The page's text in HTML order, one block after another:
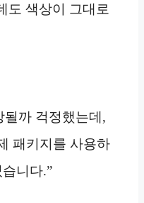
도 색상이 그대로
될까 걱정했는데,
패키지를 사용하
니다.”